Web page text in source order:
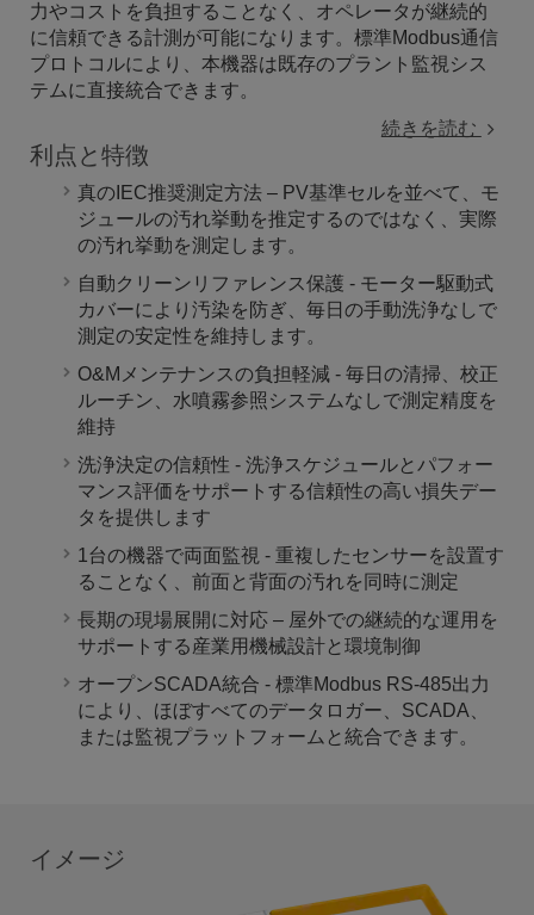
力やコストを負担することなく、オペレータが継続的
に信頼できる計測が可能になります。標準Modbus通信
プロトコルにより、本機器は既存のプラント監視シス
テムに直接統合できます。
続きを読む
利点と特徴
真のIEC推奨測定方法 – PV基準セルを並べて、モ
ジュールの汚れ挙動を推定するのではなく、実際
の汚れ挙動を測定します。
自動クリーンリファレンス保護 - モーター駆動式
カバーにより汚染を防ぎ、毎日の手動洗浄なしで
測定の安定性を維持します。
O&Mメンテナンスの負担軽減 - 毎日の清掃、校正
ルーチン、水噴霧参照システムなしで測定精度を
維持
洗浄決定の信頼性 - 洗浄スケジュールとパフォー
マンス評価をサポートする信頼性の高い損失デー
タを提供します
1台の機器で両面監視 - 重複したセンサーを設置す
ることなく、前面と背面の汚れを同時に測定
長期の現場展開に対応 – 屋外での継続的な運用を
サポートする産業用機械設計と環境制御
オープンSCADA統合 - 標準Modbus RS-485出力
により、ほぼすべてのデータロガー、SCADA、
または監視プラットフォームと統合できます。
イメージ